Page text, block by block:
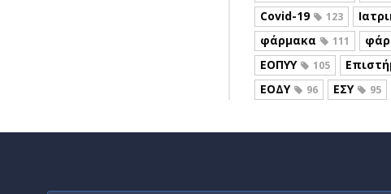
Covid-19 123
φάρμακα 111
ΕΟΠΥΥ 105
ΕΟΔΥ 96 ΕΣΥ 95